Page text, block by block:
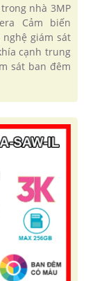
trong nhà 3MP
Cảm biến
nghệ giám sát
cạnh trung
sát ban đêm